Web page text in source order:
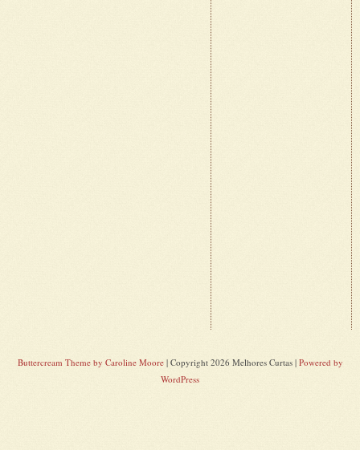
Buttercream Theme by Caroline Moore| Copyright 2026 Melhores Curtas | Powered by
WordPress